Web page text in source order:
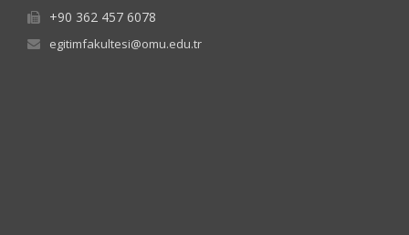
+90 362 457 6078
egitimfakultesi@omu.edu.tr